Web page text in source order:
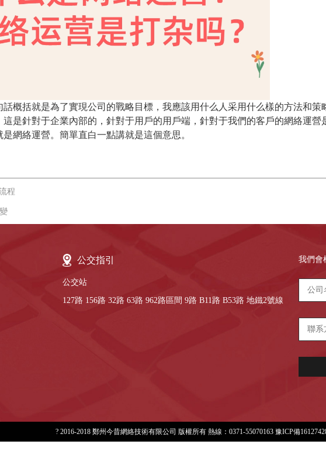
括就是為了實現公司的戰略目標，我應該用什么人采用什么樣的方法和策
是針對于企業內部的，針對于用戶的用戶端，針對于我們的客戶的網絡運營
網絡運營。簡單直白一點講就是這個意思。
程
公交指引
公交站
127路 156路 32路 63路 962路區間 9路 B11路 B53路 地鐵2號線
我們會
? 2016-2018 鄭州今昔網絡技術有限公司 版權所有 熱線：0371-55070163 豫ICP備